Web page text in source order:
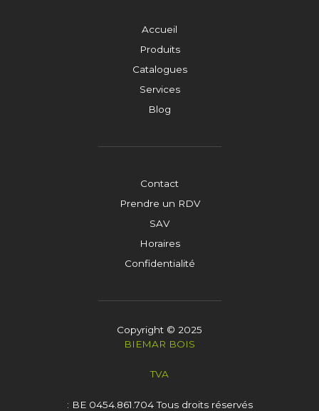
Accueil
Produits
Catalogues
Services
Blog
Contact
Prendre un RDV
SAV
Horaires
Confidentialité
Copyright © 2025
BIEMAR BOIS
TVA
: BE 0454.861.704Tous droits réservés